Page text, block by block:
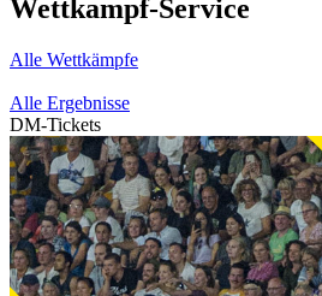
Wettkampf-Service
Alle Wettkämpfe
Alle Ergebnisse
DM-Tickets